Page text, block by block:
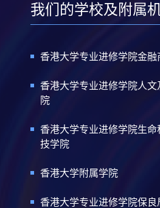
我们的学校及附属
香港大学专业进修学院金融
香港大学专业进修学院人文
院
香港大学专业进修学院生命
技学院
香港大学附属学院
香港大学专业进修学院保良